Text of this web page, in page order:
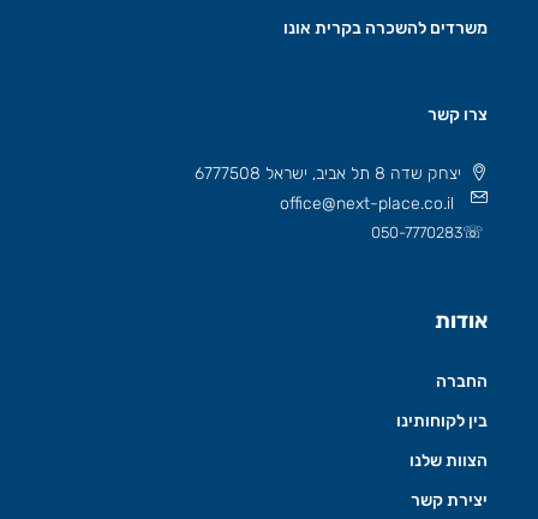
משרדים להשכרה בקרית אונו
צרו קשר
יצחק שדה 8 תל אביב, ישראל 6777508
office@next-place.co.il
☏
050-7770283
אודות
החברה
בין לקוחותינו
הצוות שלנו
יצירת קשר